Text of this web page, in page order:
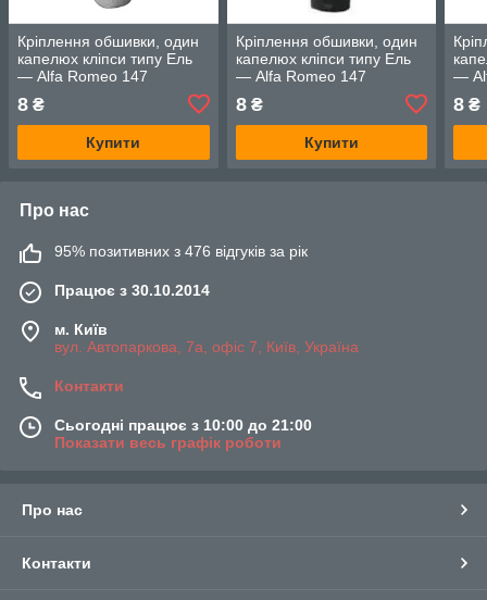
Кріплення обшивки, один
капелюх кліпси типу Ель
— Alfa Romeo 147
8 ₴
Купити
Кріплення обшивки, один
капелюх кліпси типу Ель
— Alfa Romeo 147
8₴
Купити
—
8 ₴
Про нас
95% позитивних з 476 відгуків за рік
Працює з 30.10.2014
м. Київ
вул. Автопаркова, 7а, офіс 7, Київ, Україна
Контакти
Сьогодні працює з 10:00 до 21:00
Показати весь графік роботи
Про нас
Контакти